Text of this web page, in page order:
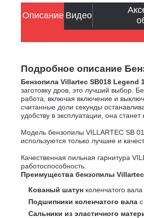
Подробное описание
Бензопила Villartec SB018 Legend
заготовку дров, это лучший выбор.
работа, включая включение и
считанные доли секунды
удобству в эксплуатации, она
Модель бензопилы VILLARTEC SB
используются только лучшие и
Качественная пильная гарнитура
работоспособность.
Преимущества бензопилы
Кованый шатун коленчатого
Подшипники коленчатого вала
Сальники из эластичного
Описание Видео